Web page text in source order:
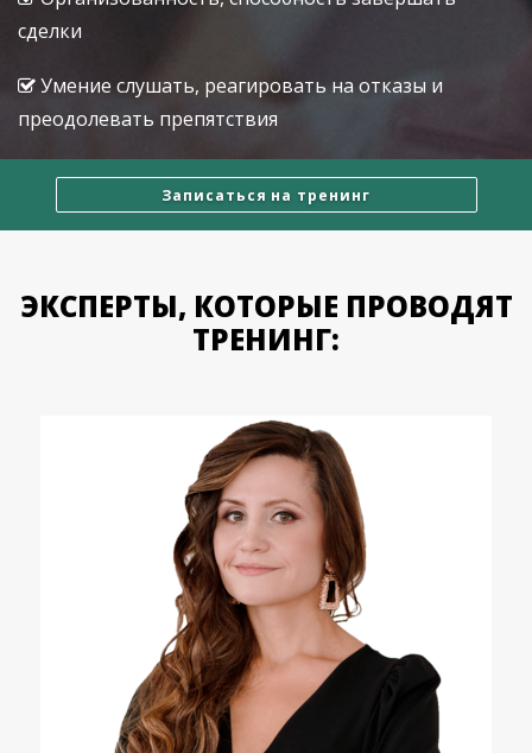
сделки
Умение слушать, реагировать на отказы и
преодолевать препятствия
Записаться на тренинг
ЭКСПЕРТЫ, КОТОРЫЕ ПРОВОДЯТ
ТРЕНИНГ: